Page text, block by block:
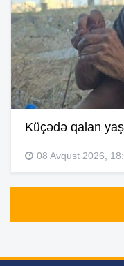
Küçədə qalan
08 Avqust 2026,